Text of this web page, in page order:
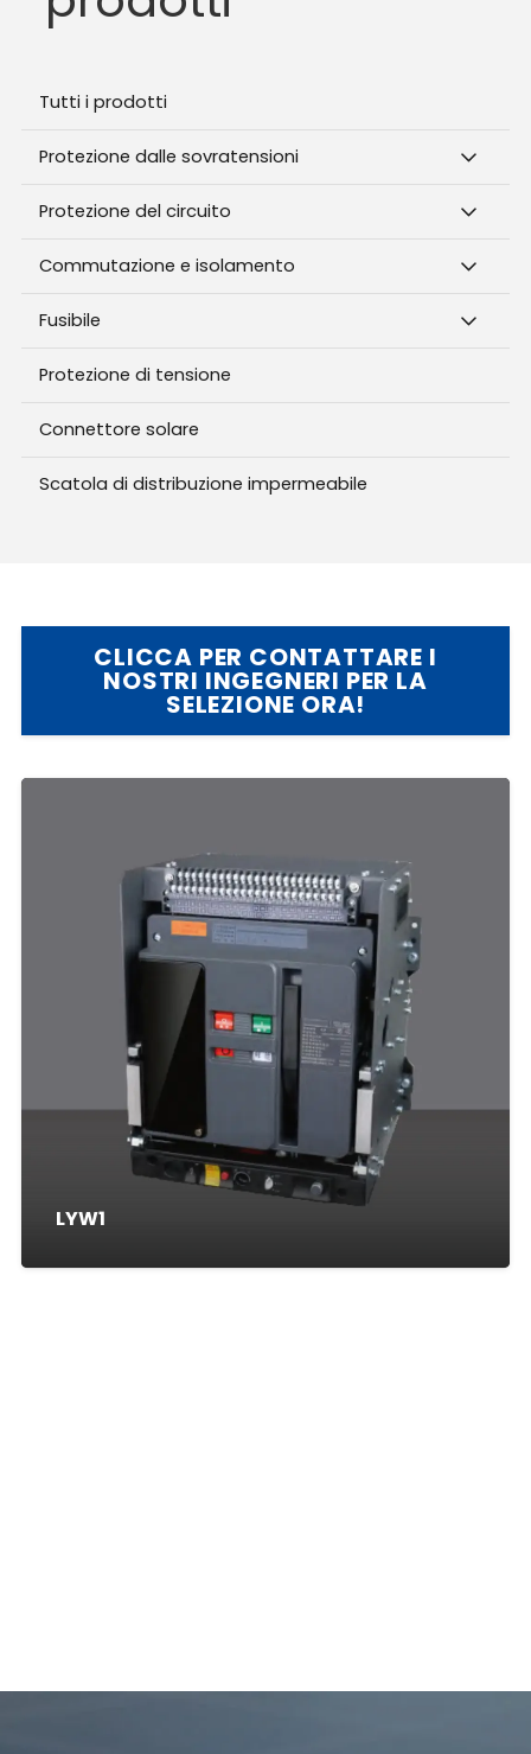
Tutti i prodotti
Protezione dalle sovratensioni
Protezione del circuito
Commutazione e isolamento
Fusibile
Protezione di tensione
Connettore solare
Scatola di distribuzione impermeabile
CLICCA PER CONTATTARE I
NOSTRI INGEGNERI PER LA
SELEZIONE ORA!
LYW1